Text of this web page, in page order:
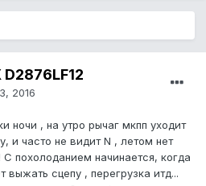
D2876LF12
2016
ночи , на утро рычаг мкпп уходит
и часто не видит N , летом нет
С похолоданием начинается, когда
выжать сцепу , перегрузка итд...